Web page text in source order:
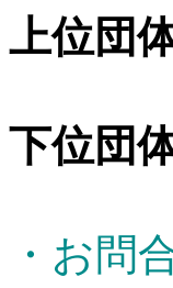
上位団
下位団
・お問